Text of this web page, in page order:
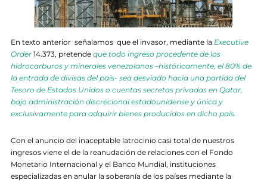
En texto anterior señalamos que el invasor, mediante la Executive
Order 14.373, pretende que todo ingreso procedente de los
hidrocarburos y minerales venezolanos –históricamente, el 80% de
la entrada de divisas del país- sea desviado hacia una partida del
Tesoro de Estados Unidos o cuentas secretas privadas en Qatar,
bajo administración discrecional estadounidense y única y
exclusivamente para adquirir bienes producidos en dicho país.
Con el anuncio del inaceptable latrocinio casi total de nuestros
ingresos viene el de la reanudación de relaciones con el Fondo
Monetario Internacional y el Banco Mundial, instituciones
especializadas en anular la soberanía de los países mediante la